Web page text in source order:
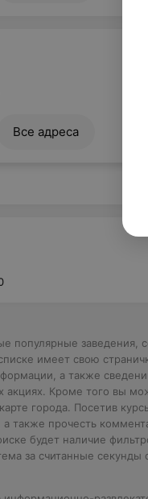
Все адреса
популярные заведения,
имеет свою
а также
акциях. Кроме того вы
города. Посетив
также прочесть
будет наличие
за считанные секунды